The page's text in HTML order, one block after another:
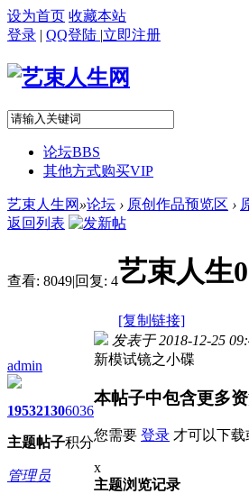
设为首页 收藏本站
登录 | QQ登陆 |立即注册
论坛BBS
其他方式购买VIP
艺束人生网 »论坛 › 原创作品预览区 ›
返回列表
查看: 8049|回复: 4艺束人生
[复制链接]
admin
1953
主题
2130
帖子
6036
积分
管理员
发表于 2018-12-25
新模试镜之小碟
本帖子中包含更多
您需要 登录 才可以下载
x
主题浏览记录